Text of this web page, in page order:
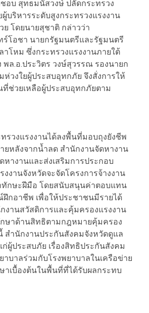
อบ สุทธมนัสวงษ์ ปลัดกระทรวง
บริหารระดับสูงกระทรวงแรงงาน
ย โดยนายสุชาติ กล่าวว่า
ร์โอชา นายกรัฐมนตรีและรัฐมนตรี
าโหม ซึ่งกระทรวงแรงงานภายใต้
พล.อ.ประวิตร วงษ์สุวรรณ รองนายก
วงใยผู้ประสบอุทกภัย จึงสั่งการให้
ช่วยเหลือผู้ประสบอุทกภัยตาม
รวงแรงงานได้ลงพื้นที่มอบถุงยังชีพ
ยหลังจากน้ำลด สำนักงานจัดหางาน
หางานและส่งเสริมการประกอบ
งานจังหวัดจะจัดโครงการจ้างงาน
ทักษะฝีมือ โดยสนับสนุนค่าตอบแทน
กอาชีพ เพื่อให้ประชาชนมีรายได้
งานสวัสดิการและคุ้มครองแรงงาน
ษาด้านสิทธิตามกฎหมายคุ้มครอง
สำนักงานประกันสังคมจังหวัดดูแล
ผู้ประสบภัย เรื่องสิทธิประกันสังคม
บาลร่วมกับโรงพยาบาลในเครือข่าย
าเบื้องต้นในพื้นที่ที่ได้รับผลกระทบ